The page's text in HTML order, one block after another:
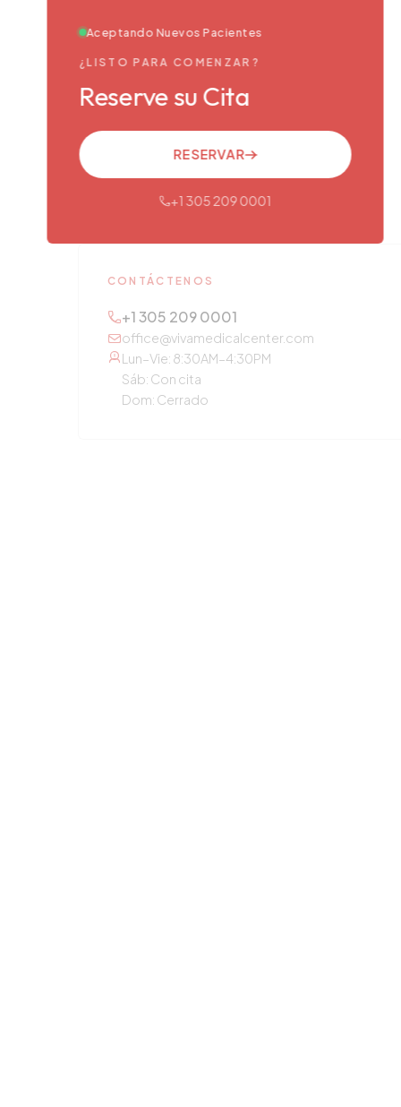
Aceptando Nuevos Pacientes
¿LISTO PARA COMENZAR?
Reserve su Cita
RESERVAR
+1 305 209 0001
CONTÁCTENOS
+1 305 209 0001
office@vivamedicalcenter.com
Lun–Vie: 8:30AM–4:30PM
Sáb: Con cita
Dom: Cerrado